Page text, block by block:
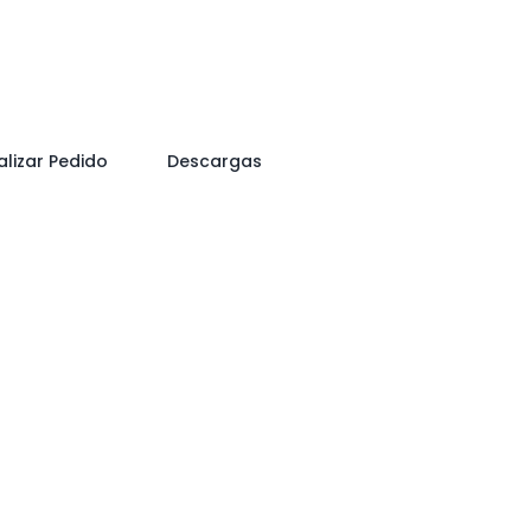
Pedido Descargas